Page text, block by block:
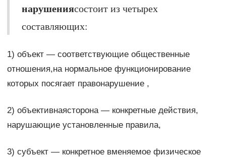
нарушениясостоит из четырех
составляющих:
1) объект — соответствующие общественные
отношения,на нормальное функционирование
которых посягает правона­рушение ,
2) oбъективнаясторона — конкретные действия,
наруша­ющие установленные правила,
3) субъект — конкретное вменяемое физическое